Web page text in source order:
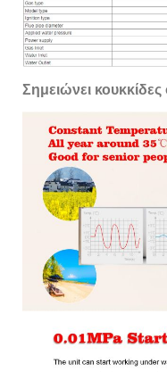
Σημειώνει